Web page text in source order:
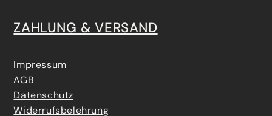
ZAHLUNG & VERSAND
Impressum
AGB
Datenschutz
Widerrufsbelehrung